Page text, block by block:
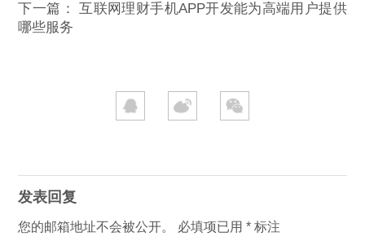
下一篇：互联网理财手机APP开发能为高端用户提供
哪些服务
发表回复
您的邮箱地址不会被公开。 必填项已用* 标注